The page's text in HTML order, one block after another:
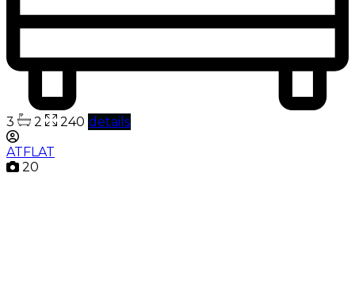
3 2 240 details
ATFLAT
20